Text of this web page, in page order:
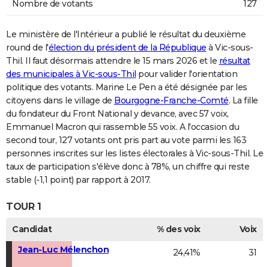
Nombre de votants 127
Le ministère de l'Intérieur a publié le résultat du deuxième
round de l'élection du président de la République à Vic-sous-
Thil. Il faut désormais attendre le 15 mars 2026 et le résultat
des municipales à Vic-sous-Thil pour valider l'orientation
politique des votants. Marine Le Pen a été désignée par les
citoyens dans le village de Bourgogne-Franche-Comté. La fille
du fondateur du Front National y devance, avec 57 voix,
Emmanuel Macron qui rassemble 55 voix. A l'occasion du
second tour, 127 votants ont pris part au vote parmi les 163
personnes inscrites sur les listes électorales à Vic-sous-Thil. Le
taux de participation s'élève donc à 78%, un chiffre qui reste
stable (-1,1 point) par rapport à 2017.
TOUR 1
Candidat % des voix
Voix
Jean-Luc Mélenchon
24,41% 31